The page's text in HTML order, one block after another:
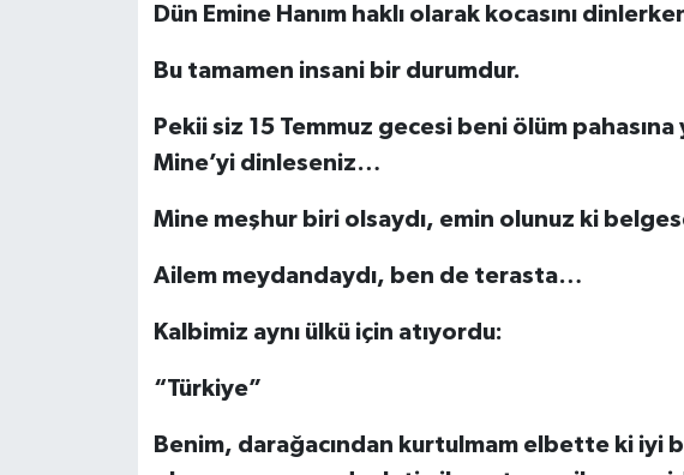
Dün Emine Hanım haklı olarak kocasını
Bu tamamen insani bir durumdur.
Pekii siz 15 Temmuz gecesi beni ölüm
Mine’yi dinleseniz…
Mine meşhur biri olsaydı, emin olunuz ki
Ailem meydandaydı, ben de terasta…
Kalbimiz aynı ülkü için atıyordu:
“Türkiye”
Benim, darağacından kurtulmam elbette ki iyi